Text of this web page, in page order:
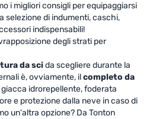
i migliori consigli per equipaggiarsi
selezione di indumenti, caschi,
indispensabili!
degli strati per
da scida scegliere durante la
è, ovviamente, ilcompleto da
giacca idrorepellente, foderata
e protezione dalla neve in caso di
un'altra opzione? Da Tonton